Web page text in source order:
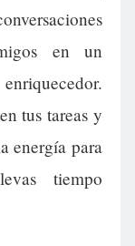
en un
tus tareas y
energía para
tiempo